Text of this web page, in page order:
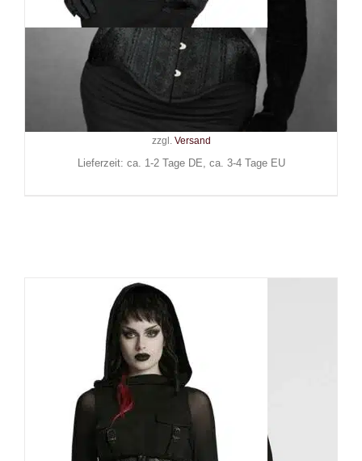
Restyle Überbrustkorsett
Hourglass
119,90 €
zzgl. Versand
Lieferzeit: ca. 1-2 Tage DE, ca. 3-4 Tage EU